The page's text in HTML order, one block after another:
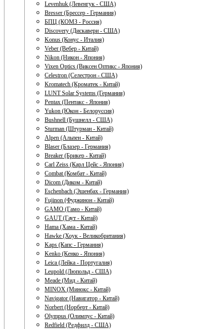
Levenhuk (Левенгук - США)
Bresser (Брессер - Германия)
БПЦ (КОМЗ - Россия)
Discovery (Дискавери - США)
Konus (Конус - Италия)
Veber (Вебер - Китай)
Nikon (Никон - Япония)
Vixen Optics (Виксен Оптикс - Япония)
Celestron (Селестрон - США)
Kromatech (Кроматек - Китай)
LUNT Solar Systems (Германия)
Pentax (Пентакс - Япония)
Yukon (Юкон - Белоруссия)
Bushnell (Бушнелл - США)
Sturman (Штурман - Китай)
Alpen (Альпен - Китай)
Blaser (Блазер - Германия)
Breaker (Брикер - Китай)
Carl Zeiss (Карл Цейс - Япония)
Combat (Комбат - Китай)
Dicom (Диком - Китай)
Eschenbach (Эшенбах - Германия)
Fujinon (Фуджинон - Китай)
GAMO (Гамо - Китай)
GAUT (Гаут - Китай)
Hama (Хама - Китай)
Hawke (Хоук - Великобритания)
Kaps (Капс - Германия)
Kenko (Кенко - Япония)
Leica (Лейка - Португалия)
Leupold (Люпольд - США)
Meade (Мид - Китай)
MINOX (Минокс - Китай)
Navigator (Навигатор - Китай)
Norbert (Норберт - Китай)
Olympus (Олимпус - Китай)
Redfield (Редфилд - США)